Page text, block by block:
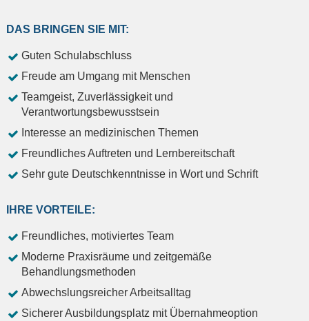
DAS BRINGEN SIE MIT:
Guten Schulabschluss
Freude am Umgang mit Menschen
Teamgeist, Zuverlässigkeit und
Verantwortungsbewusstsein
Interesse an medizinischen Themen
Freundliches Auftreten und Lernbereitschaft
Sehr gute Deutschkenntnisse in Wort und Schrift
IHRE VORTEILE:
Freundliches, motiviertes Team
Moderne Praxisräume und zeitgemäße
Behandlungsmethoden
Abwechslungsreicher Arbeitsalltag
Sicherer Ausbildungsplatz mit Übernahmeoption